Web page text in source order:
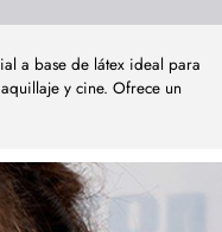
a base de látex ideal para
y cine. Ofrece un